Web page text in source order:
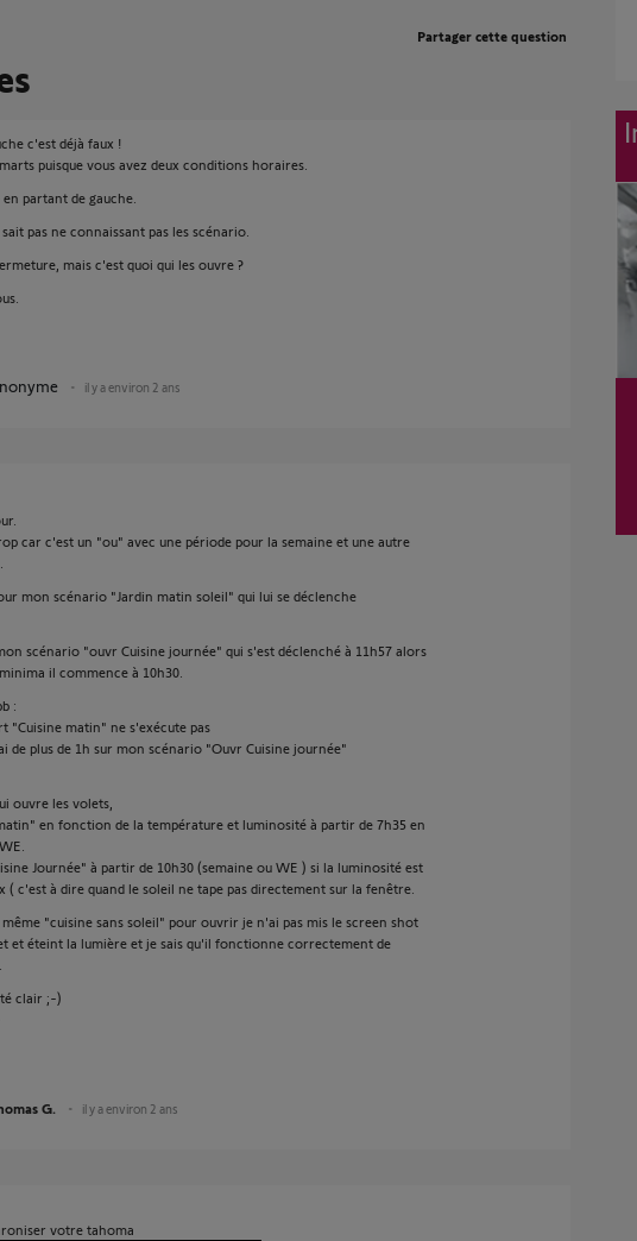
Partager cette question
c'est déjà faux !
puisque vous avez deux conditions horaires.
partant de gauche.
pas ne connaissant pas les scénario.
mais c'est quoi qui les ouvre ?
il y a environ 2 ans
car c'est un "ou" avec une période pour la semaine et une autre
mon scénario "Jardin matin soleil" qui lui se déclenche
scénario "ouvr Cuisine journée" qui s'est déclenché à 11h57 alors
il commence à 10h30.
:
"Cuisine matin" ne s'exécute pas
de plus de 1h sur mon scénario "Ouvr Cuisine journée"
ouvre les volets,
en fonction de la température et luminosité à partir de 7h35 en
Journée" à partir de 10h30 (semaine ou WE ) si la luminosité est
( c'est à dire quand le soleil ne tape pas directement sur la fenêtre.
"cuisine sans soleil" pour ouvrir je n'ai pas mis le screen shot
et éteint la lumière et je sais qu'il fonctionne correctement de
clair ;-)
G. il y a environ 2 ans
votre tahoma